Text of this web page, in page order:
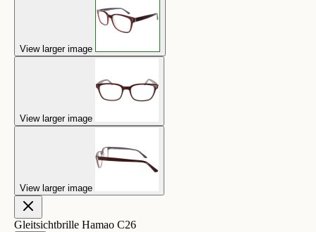
View larger image
View larger image
View larger image
Gleitsichtbrille Hamao C26